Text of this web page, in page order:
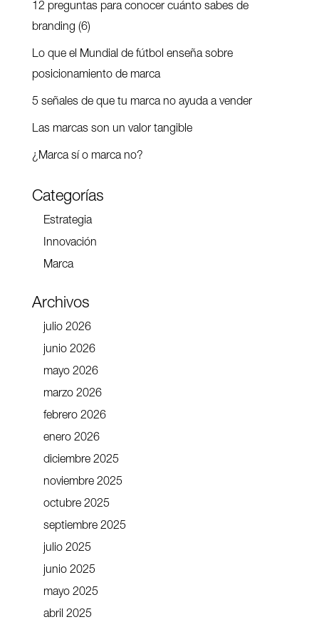
12 preguntas para conocer cuánto sabes de
branding (6)
Lo que el Mundial de fútbol enseña sobre
posicionamiento de marca
5 señales de que tu marca no ayuda a vender
Las marcas son un valor tangible
¿Marca sí o marca no?
Categorías
Estrategia
Innovación
Marca
Archivos
julio 2026
junio 2026
mayo 2026
marzo 2026
febrero 2026
enero 2026
diciembre 2025
noviembre 2025
octubre 2025
septiembre 2025
julio 2025
junio 2025
mayo 2025
abril 2025